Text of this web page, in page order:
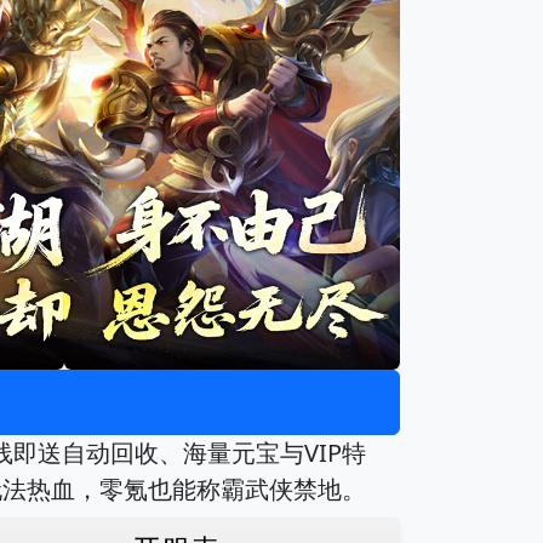
送自动回收、海量元宝与VIP特
热血，零氪也能称霸武侠禁地。